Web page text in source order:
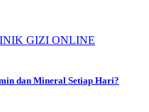
GIZI ONLINE
dan Mineral Setiap Hari?